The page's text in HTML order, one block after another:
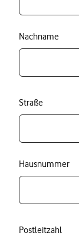
Nachname
Straße
Hausnummer
Postleitzahl